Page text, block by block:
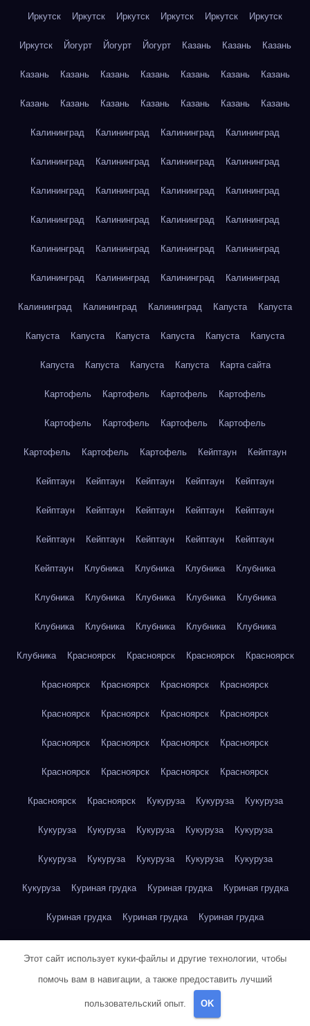
Иркутск Иркутск Иркутск Иркутск Иркутск Иркутск
Иркутск Йогурт Йогурт Йогурт Казань Казань Казань
Казань Казань Казань Казань Казань Казань Казань
Казань Казань Казань Казань Казань Казань Казань
Калининград Калининград Калининград Калининград
Калининград Калининград Калининград Калининград
Калининград Калининград Калининград Калининград
Калининград Калининград Калининград Калининград
Калининград Калининград Калининград Калининград
Калининград Калининград Калининград Калининград
Калининград Калининград Калининград Капуста Капуста
Капуста Капуста Капуста Капуста Капуста Капуста
Капуста Капуста Капуста Капуста Карта сайта
Картофель Картофель Картофель Картофель
Картофель Картофель Картофель Картофель
Картофель Картофель Картофель Кейптаун Кейптаун
Кейптаун Кейптаун Кейптаун Кейптаун Кейптаун
Кейптаун Кейптаун Кейптаун Кейптаун Кейптаун
Кейптаун Кейптаун Кейптаун Кейптаун Кейптаун
Кейптаун Клубника Клубника Клубника Клубника
Клубника Клубника Клубника Клубника Клубника
Клубника Клубника Клубника Клубника Клубника
Клубника Красноярск Красноярск Красноярск Красноярск
Красноярск Красноярск Красноярск Красноярск
Красноярск Красноярск Красноярск Красноярск
Красноярск Красноярск Красноярск Красноярск
Красноярск Красноярск Красноярск Красноярск
Красноярск Красноярск Кукуруза Кукуруза Кукуруза
Кукуруза Кукуруза Кукуруза Кукуруза Кукуруза
Кукуруза Кукуруза Кукуруза Кукуруза Кукуруза
Кукуруза Куриная грудка Куриная грудка Куриная грудка
Куриная грудка Куриная грудка Куриная грудка
Куриная грудка Куриная грудка Куриная грудка
Куриная грудка Куриная грудка Куриная грудка
Этот сайт использует куки-файлы и другие технологии, чтобы
помочь вам в навигации, а также предоставить лучший
пользовательский опыт. OK